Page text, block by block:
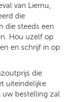
van Liernu,
die
die steeds een
Hou uzelf op
en schrijf in op
die
uiteindelijke
uw bestelling zal